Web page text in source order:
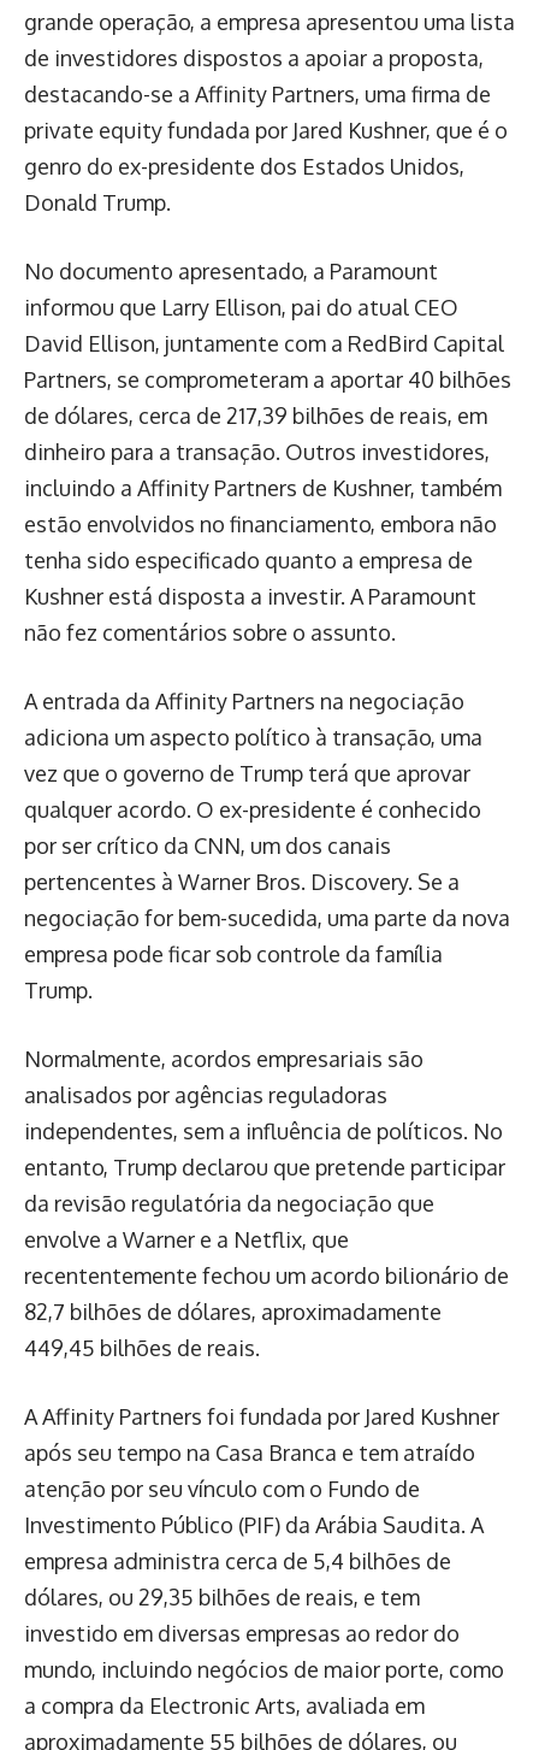
grande operação, a empresa apresentou uma lista
de investidores dispostos a apoiar a proposta,
destacando-se a Affinity Partners, uma firma de
private equity fundada por Jared Kushner, que é o
genro do ex-presidente dos Estados Unidos,
Donald Trump.
No documento apresentado, a Paramount
informou que Larry Ellison, pai do atual CEO
David Ellison, juntamente com a RedBird Capital
Partners, se comprometeram a aportar 40 bilhões
de dólares, cerca de 217,39 bilhões de reais, em
dinheiro para a transação. Outros investidores,
incluindo a Affinity Partners de Kushner, também
estão envolvidos no financiamento, embora não
tenha sido especificado quanto a empresa de
Kushner está disposta a investir. A Paramount
não fez comentários sobre o assunto.
A entrada da Affinity Partners na negociação
adiciona um aspecto político à transação, uma
vez que o governo de Trump terá que aprovar
qualquer acordo. O ex-presidente é conhecido
por ser crítico da CNN, um dos canais
pertencentes à Warner Bros. Discovery. Se a
negociação for bem-sucedida, uma parte da nova
empresa pode ficar sob controle da família
Trump.
Normalmente, acordos empresariais são
analisados por agências reguladoras
independentes, sem a influência de políticos. No
entanto, Trump declarou que pretende participar
da revisão regulatória da negociação que
envolve a Warner e a Netflix, que
recententemente fechou um acordo bilionário de
82,7 bilhões de dólares, aproximadamente
449,45 bilhões de reais.
A Affinity Partners foi fundada por Jared Kushner
após seu tempo na Casa Branca e tem atraído
atenção por seu vínculo com o Fundo de
Investimento Público (PIF) da Arábia Saudita. A
empresa administra cerca de 5,4 bilhões de
dólares, ou 29,35 bilhões de reais, e tem
investido em diversas empresas ao redor do
mundo, incluindo negócios de maior porte, como
a compra da Electronic Arts, avaliada em
aproximadamente 55 bilhões de dólares, ou